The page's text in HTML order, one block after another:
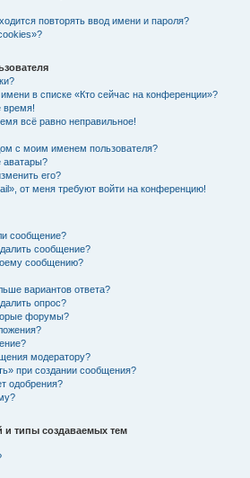
повторять ввод имени и пароля?
в списке «Кто сейчас на конференции»?
время!
всё равно неправильное!
с моим именем пользователя?
аватары?
его?
от меня требуют войти на конференцию!
сообщение?
сообщение?
сообщению?
вариантов ответа?
опрос?
форумы?
модератору?
при создании сообщения?
одобрения?
типы создаваемых тем